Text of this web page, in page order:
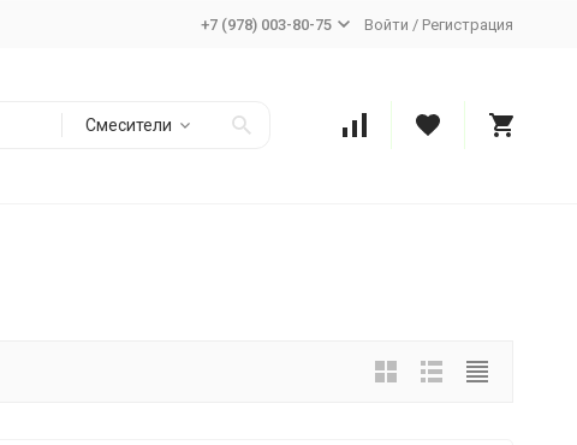
+7 (978) 003-80-75 Войти / Регистрация
Смесители